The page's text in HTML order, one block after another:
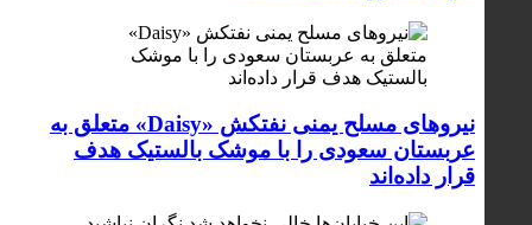
نیروهای مسلح یمنی نفتکش «Daisy» متعلق به
عربستان سعودی را با موشک بالستیک هدف
قرار داده‌اند